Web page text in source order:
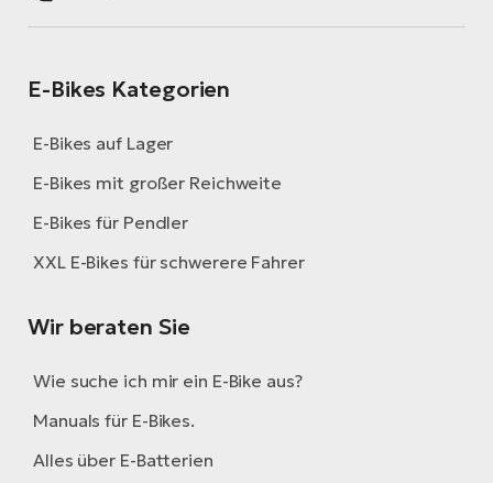
E-Bikes Kategorien
E-Bikes auf Lager
E-Bikes mit großer Reichweite
E-Bikes für Pendler
XXL E-Bikes für schwerere Fahrer
Wir beraten Sie
Wie suche ich mir ein E-Bike aus?
Manuals für E-Bikes.
Alles über E-Batterien